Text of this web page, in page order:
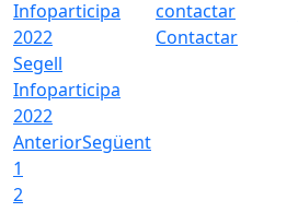
Segell
Infoparticipa
2022
Contactar
AnteriorSegüent
1
2